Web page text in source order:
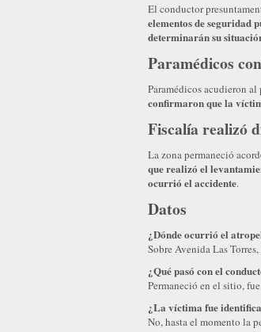
El conductor
elementos de seguridad
determinarán su
Paramédicos
Paramédicos acudieron
confirmaron que la
Fiscalía realizó
La zona permaneció
que realizó el
ocurrió el accidente.
Datos
¿Dónde ocurrió el
Sobre Avenida Las
¿Qué pasó con el
Permaneció en el sitio,
¿La víctima fue
No, hasta el momento la